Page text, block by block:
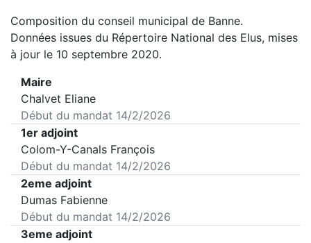
Composition du conseil municipal de Banne.
Données issues du Répertoire National des Elus, mises
à jour le 10 septembre 2020.
Maire
Chalvet Eliane
Début du mandat 14/2/2026
1er adjoint
Colom-Y-Canals François
Début du mandat 14/2/2026
2eme adjoint
Dumas Fabienne
Début du mandat 14/2/2026
3eme adjoint